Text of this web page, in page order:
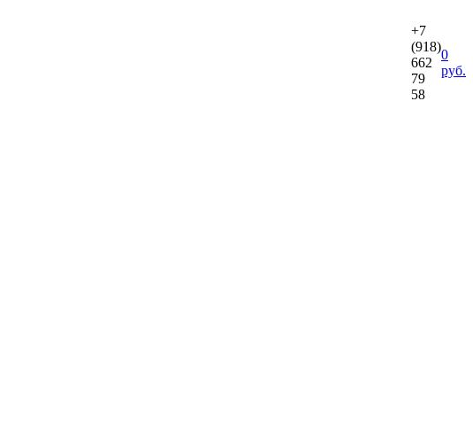
+7
(918)
662
79
58
0
руб.